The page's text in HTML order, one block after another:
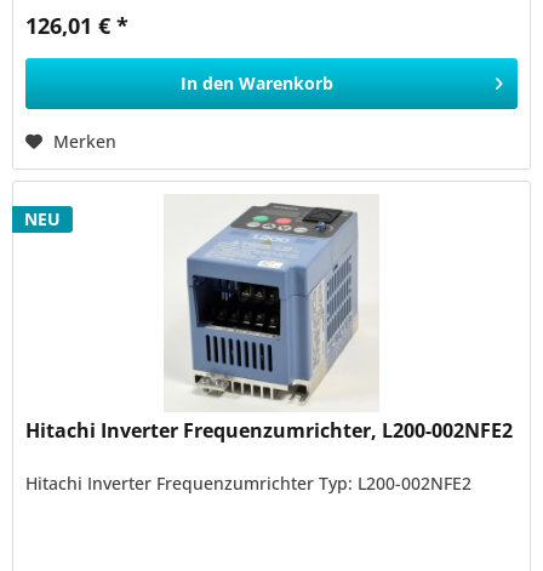
126,01 € *
In den Warenkorb
Merken
NEU
Hitachi Inverter Frequenzumrichter, L200-002NFE2
Hitachi Inverter Frequenzumrichter Typ: L200-002NFE2